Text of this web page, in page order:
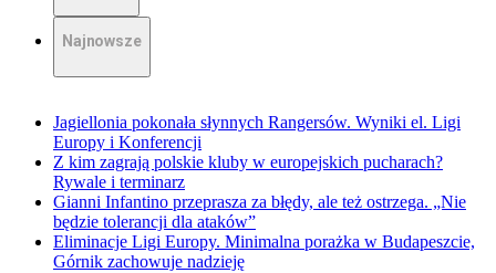
Najnowsze
Jagiellonia pokonała słynnych Rangersów. Wyniki el. Ligi
Europy i Konferencji
Z kim zagrają polskie kluby w europejskich pucharach?
Rywale i terminarz
Gianni Infantino przeprasza za błędy, ale też ostrzega. „Nie
będzie tolerancji dla ataków”
Eliminacje Ligi Europy. Minimalna porażka w Budapeszcie,
Górnik zachowuje nadzieję